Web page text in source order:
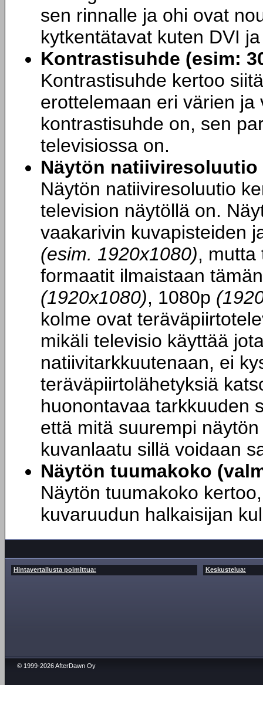
sen rinnalle ja ohi ovat
kytkentätavat kuten DVI
Kontrastisuhde (esim:
Kontrastisuhde kertoo
erottelemaan eri värien
kontrastisuhde on, sen
televisiossa on.
Näytön
Näytön natiiviresoluutio
television näytöllä on.
vaakarivin kuvapisteiden
(esim. 1920x1080), mutta
formaatit ilmaistaan
(1920x1080), 1080p
kolme ovat
mikäli televisio käyttää
natiivitarkkuutenaan, ei
teräväpiirtolähetyksiä
huonontavaa tarkkuuden
että mitä suurempi
kuvanlaatu sillä voidaan
Näytön tuumakoko
Näytön tuumakoko
kuvaruudun halkaisijan
Hintavertailusta poimittua: Keskustelua:
© 1999-2026 AfterDawn Oy